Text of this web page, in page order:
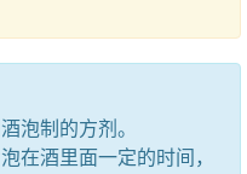
制的方剂。
酒里面一定的时间，